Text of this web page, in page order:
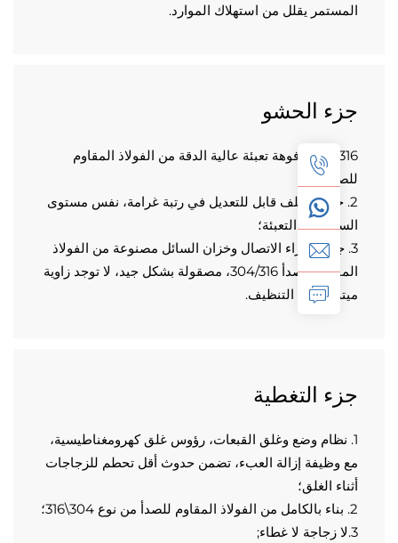
يقلل من استهلاك الموارد.
الحشو
1.304/316 فوهة تعبئة عالية الدقة من الفولاذ المقاوم
2. حجم الملف قابل للتعديل في رتبة غرامة، نفس مستوى
بعد التعبئة؛
3. جميع أجزاء الاتصال وخزان السائل مصنوعة من الفولاذ
المقاوم للصدأ 304/316، مصقولة بشكل جيد، لا توجد زاوية
سهلة التنظيف.
التغطية
1. نظام وضع وغلق القبعات، رؤوس غلق كهرومغناطيسية،
مع وظيفة إزالة العبء، تضمن حدوث أقل تحطم للزجاجات
الغلق؛